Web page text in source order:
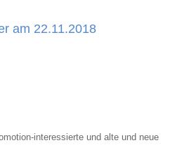
am 22.11.2018
interessierte und alte und neue